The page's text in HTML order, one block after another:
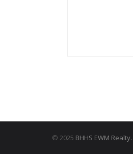
© 2025 BHHS EWM Realty.